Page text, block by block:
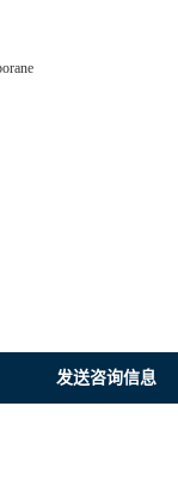
发送咨询信息